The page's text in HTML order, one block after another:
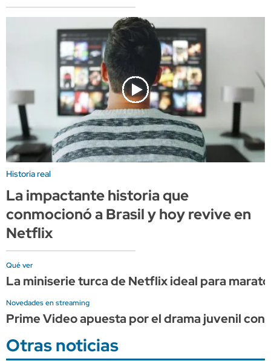
Historia real
La impactante historia que
conmocionó a Brasil y hoy revive en
Netflix
Qué ver
La miniserie turca de Netflix ideal para
Novedades en streaming
Prime Video apuesta por el drama juvenil
Otras noticias